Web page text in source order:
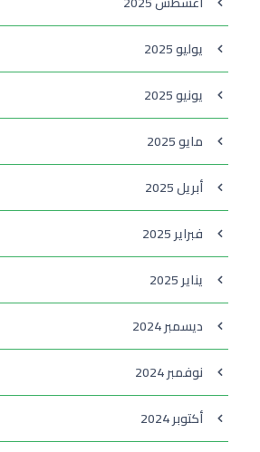
يوليو 2025
يونيو 2025
مايو 2025
أبريل 2025
فبراير 2025
يناير 2025
ديسمبر 2024
نوفمبر 2024
أكتوبر 2024